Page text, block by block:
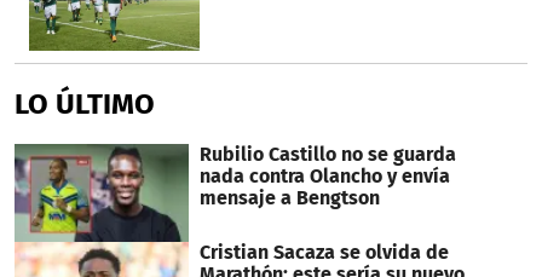
LO ÚLTIMO
Rubilio Castillo no se guarda
nada contra Olancho y envía
mensaje a Bengtson
Cristian Sacaza se olvida de